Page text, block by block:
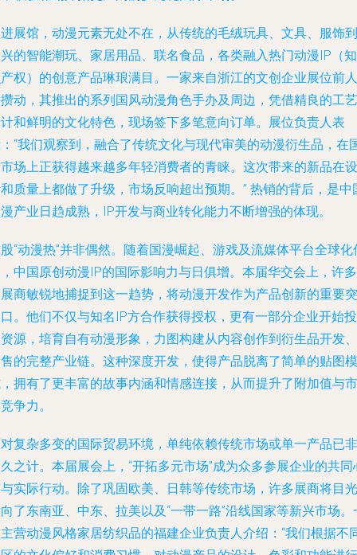
展馆，动漫元素无处不在，从传统的毛绒玩具、文具、服饰到
的智能潮玩、家居用品、联名食品，各类融入热门动漫IP（知
权）的创意产品琳琅满目。一家来自浙江的文创企业展位前人
动，其推出的系列国风动漫角色手办及周边，凭借精良的工艺
和鲜明的文化特色，现场签下多笔意向订单。展位负责人表
“我们观察到，融合了传统文化与现代审美的动漫衍生品，在
场上正获得越来越多年轻消费者的青睐。这次带来的新品在设
质量上都做了升级，市场反响超出预期。” 热销的背后，是中
产业日趋成熟，IP开发与商业转化能力不断增强的体现。
“动漫热”并非偶然。随着国漫崛起、游戏及流媒体平台全球化
中国原创动漫IP的国际影响力与日俱增。本届华交会上，许多
商敏锐地捕捉到这一趋势，将动漫开发作为产品创新的重要突
。他们不仅与知名IP方合作获得授权，更有一部分企业开始投
源，培育自有动漫形象，力图构建从内容创作到衍生品开发、
的完整产业链。这种深度开发，使得产品脱离了简单的贴图模
拥有了更丰富的故事内涵和情感连接，从而提升了附加值与市
争力。
复杂多变的国际贸易环境，单纯依赖传统市场或单一产品已非
之计。本届展会上，“开拓多元市场”成为众多参展企业的共同
实际行动。除了巩固欧美、日韩等传统市场，许多展商将目光
了东南亚、中东、拉美以及“一带一路”沿线国家等新兴市场。
营动漫风格家居纺织品的福建企业负责人介绍：“我们根据不